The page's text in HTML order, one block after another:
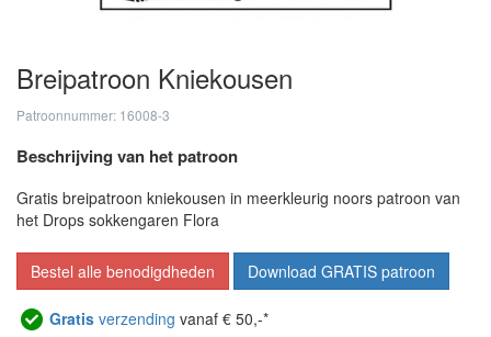
Breipatroon Kniekousen
Patroonnummer: 16008-3
Beschrijving van het patroon
Gratis breipatroon kniekousen in meerkleurig noors patroon van
het Drops sokkengaren Flora
Bestel alle benodigdheden Download GRATIS patroon
Gratis verzending vanaf € 50,-*